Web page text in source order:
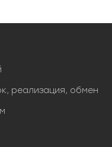
реализация, обмен